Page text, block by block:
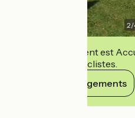
2/
Cet établissement est
accueillir des cyclistes.
Voir ses engagements